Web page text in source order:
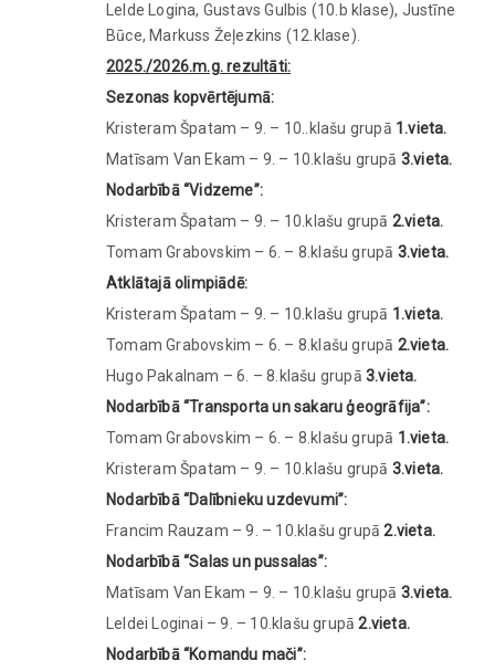
Lelde Logina, Gustavs Gulbis (10.b klase), Justīne
Būce, Markuss Žeļezkins (12.klase).
2025./2026.m.g. rezultāti:
Sezonas kopvērtējumā:
Kristeram Špatam – 9. – 10..klašu grupā 1.vieta.
Matīsam Van Ekam – 9. – 10.klašu grupā 3.vieta.
Nodarbībā “Vidzeme”:
Kristeram Špatam – 9. – 10.klašu grupā 2.vieta.
Tomam Grabovskim – 6. – 8.klašu grupā 3.vieta.
Atklātajā olimpiādē:
Kristeram Špatam – 9. – 10.klašu grupā 1.vieta.
Tomam Grabovskim – 6. – 8.klašu grupā 2.vieta.
Hugo Pakalnam – 6. – 8.klašu grupā 3.vieta.
Nodarbībā “Transporta un sakaru ģeogrāfija”:
Tomam Grabovskim – 6. – 8.klašu grupā 1.vieta.
Kristeram Špatam – 9. – 10.klašu grupā 3.vieta.
Nodarbībā “Dalībnieku uzdevumi”:
Francim Rauzam – 9. – 10.klašu grupā2.vieta.
Nodarbībā “Salas un pussalas”:
Matīsam Van Ekam – 9. – 10.klašu grupā 3.vieta.
Leldei Loginai – 9. – 10.klašu grupā2.vieta.
Nodarbībā “Komandu mači”: